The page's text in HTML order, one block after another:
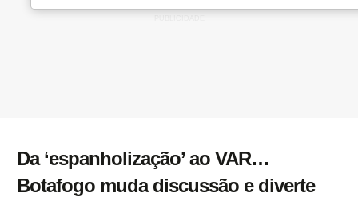
Da ‘espanholização’ ao VAR…
Botafogo muda discussão e diverte